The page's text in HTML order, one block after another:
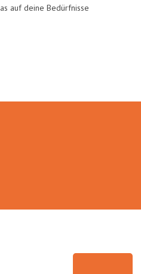
auf deine Bedürfnisse